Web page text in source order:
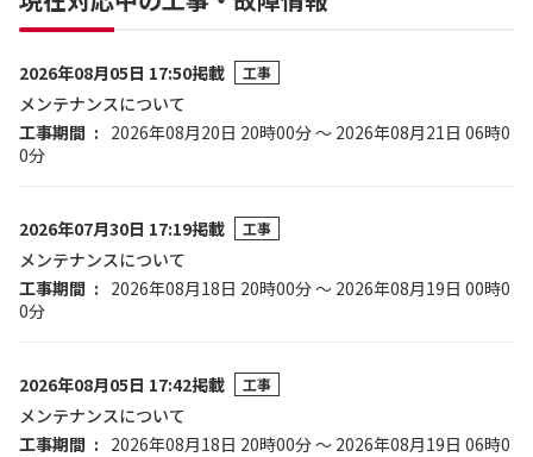
2026年08月05日 17:50掲載 工事
メンテナンスについて
工事期間
2026年08月20日 20時00分 ～ 2026年08月21日 06時0
0分
2026年07月30日 17:19掲載 工事
メンテナンスについて
工事期間
2026年08月18日 20時00分 ～ 2026年08月19日 00時0
0分
2026年08月05日 17:42掲載 工事
メンテナンスについて
工事期間
2026年08月18日 20時00分 ～ 2026年08月19日 06時0